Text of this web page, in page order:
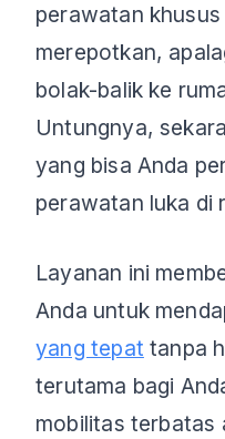
perawatan
merepotkan,
bolak-balik ke
Untungnya,
yang bisa Anda
perawatan luka di
Layanan ini
Anda untuk
yang tepat tanpa
terutama bagi
mobilitas terbatas